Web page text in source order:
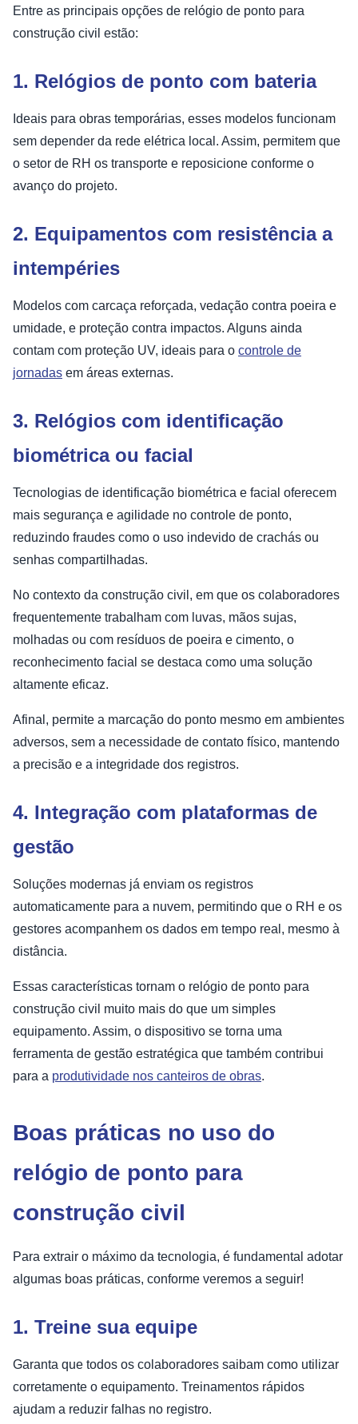
Entre as principais opções de relógio de ponto para
construção civil estão:
1. Relógios de ponto com bateria
Ideais para obras temporárias, esses modelos funcionam
sem depender da rede elétrica local. Assim, permitem que
o setor de RH os transporte e reposicione conforme o
avanço do projeto.
2. Equipamentos com resistência a
intempéries
Modelos com carcaça reforçada, vedação contra poeira e
umidade, e proteção contra impactos. Alguns ainda
contam com proteção UV, ideais para o controle de
jornadas em áreas externas.
3. Relógios com identificação
biométrica ou facial
Tecnologias de identificação biométrica e facial oferecem
mais segurança e agilidade no controle de ponto,
reduzindo fraudes como o uso indevido de crachás ou
senhas compartilhadas.
No contexto da construção civil, em que os colaboradores
frequentemente trabalham com luvas, mãos sujas,
molhadas ou com resíduos de poeira e cimento, o
reconhecimento facial se destaca como uma solução
altamente eficaz.
Afinal, permite a marcação do ponto mesmo em ambientes
adversos, sem a necessidade de contato físico, mantendo
a precisão e a integridade dos registros.
4. Integração com plataformas de
gestão
Soluções modernas já enviam os registros
automaticamente para a nuvem, permitindo que o RH e os
gestores acompanhem os dados em tempo real, mesmo à
distância.
Essas características tornam o relógio de ponto para
construção civil muito mais do que um simples
equipamento. Assim, o dispositivo se torna uma
ferramenta de gestão estratégica que também contribui
para a produtividade nos canteiros de obras.
Boas práticas no uso do
relógio de ponto para
construção civil
Para extrair o máximo da tecnologia, é fundamental adotar
algumas boas práticas, conforme veremos a seguir!
1. Treine sua equipe
Garanta que todos os colaboradores saibam como utilizar
corretamente o equipamento. Treinamentos rápidos
ajudam a reduzir falhas no registro.